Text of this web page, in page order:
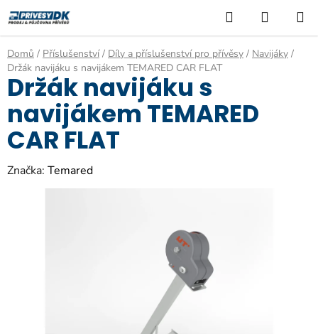
na
obsah
Hledat
KOŠÍK
Domů / Příslušenství / Díly a příslušenství pro přívěsy / Navijáky /
Držák navijáku s navijákem TEMARED CAR FLAT
Držák navijáku s
navijákem TEMARED
CAR FLAT
Značka: Temared